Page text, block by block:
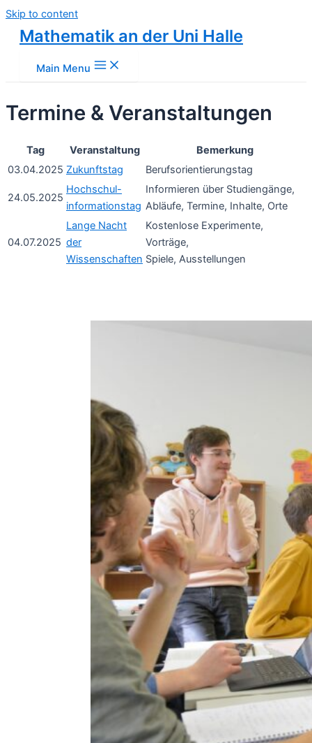
Skip to content
Mathematik an der Uni Halle
Main Menu
Termine & Veranstaltungen
Tag Veranstaltung
Bemerkung
03.04.2025 Zukunftstag Berufsorientierungstag
24.05.2025
Hochschul-
informationstag
Informieren über Studiengänge,
Abläufe, Termine, Inhalte, Orte
04.07.2025
Lange Nacht
der
Wissenschaften
Kostenlose Experimente,
Vorträge,
Spiele, Ausstellungen